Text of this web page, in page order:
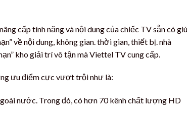
cấp tính năng và nội dung của chiếc TV sẵn có
về nội dung, không gian. thời gian, thiết bị. nhà
kho giải trí vô tận mà Viettel TV cung cấp.
ưu điểm cực vượt trội như là:
nước. Trong đó, có hơn 70 kênh chất lượng HD